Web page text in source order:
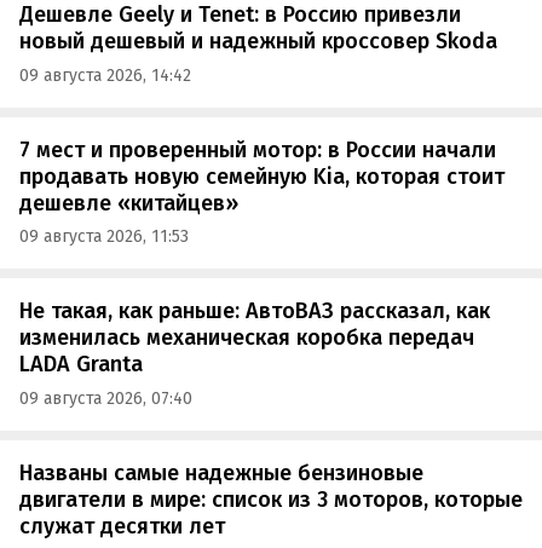
Дешевле Geely и Tenet: в Россию привезли
новый дешевый и надежный кроссовер Skoda
09 августа 2026, 14:42
7 мест и проверенный мотор: в России начали
продавать новую семейную Kia, которая стоит
дешевле «китайцев»
09 августа 2026, 11:53
Не такая, как раньше: АвтоВАЗ рассказал, как
изменилась механическая коробка передач
LADA Granta
09 августа 2026, 07:40
Названы самые надежные бензиновые
двигатели в мире: список из 3 моторов, которые
служат десятки лет